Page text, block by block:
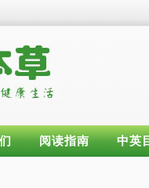
阅读指南 中英